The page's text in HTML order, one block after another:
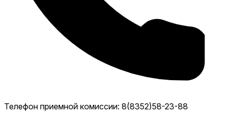
Телефон приемной комиссии: 8(8352)58-23-88